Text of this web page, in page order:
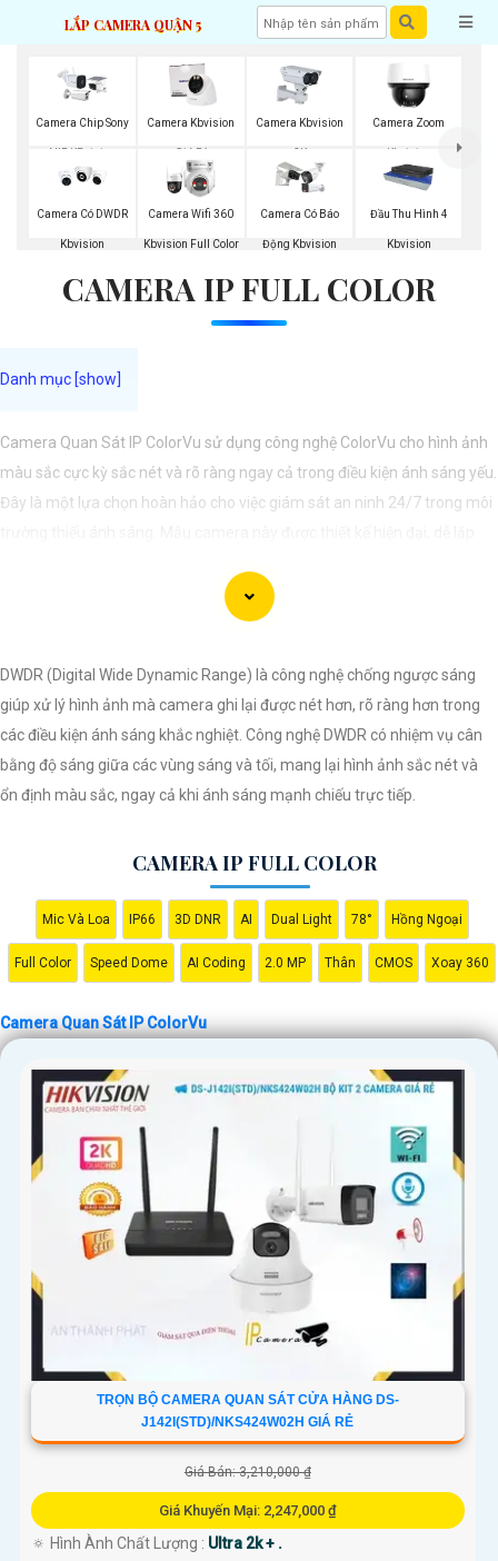
LẮP CAMERA QUẬN 5
Camera Chip Sony
NIR KBvision
Camera Kbvision
Giá Rẻ
Camera Kbvision
2K
Camera Zoom
Kbvision
Camera Có DWDR
Kbvision
Camera Wifi 360
Kbvision Full Color
Camera Có Báo
Động Kbvision
Đầu Thu Hình 4
Kbvision
CAMERA IP FULL COLOR
Camera Quan Sát IP ColorVu sử dụng công nghệ ColorVu cho hình ảnh
màu sắc cực kỳ sắc nét và rõ ràng ngay cả trong điều kiện ánh sáng yếu.
Đây là một lựa chọn hoàn hảo cho việc giám sát an ninh 24/7 trong môi
gia đình, hay nhà kho. Camera Quan Sát IP ColorVu cung cấp khả năng
quan sát từ xa qua hệ thống mạng internet, giúp bạn dễ dàng theo dõi
DWDR (Digital Wide Dynamic Range) là công nghệ chống ngược sáng
giúp xử lý hình ảnh mà camera ghi lại được nét hơn, rõ ràng hơn trong
các điều kiện ánh sáng khắc nghiệt. Công nghệ DWDR có nhiệm vụ cân
bằng độ sáng giữa các vùng sáng và tối, mang lại hình ảnh sắc nét và
ổn định màu sắc, ngay cả khi ánh sáng mạnh chiếu trực tiếp.
CAMERA IP FULL COLOR
Mic Và Loa IP66 3D DNR AI Dual Light 78° Hồng Ngoại
Full Color Speed Dome AI Coding 2.0 MP Thân CMOS Xoay 360
Camera Quan Sát IP ColorVu
TRỌN BỘ CAMERA QUAN SÁT CỬA HÀNG DS-
J142I(STD)/NKS424W02H GIÁ RẺ
Giá Bán: 3,210,000 ₫
Giá Khuyến Mại: 2,247,000 ₫
🔅 Hình Ành Chất Lượng : Ultra 2k + .